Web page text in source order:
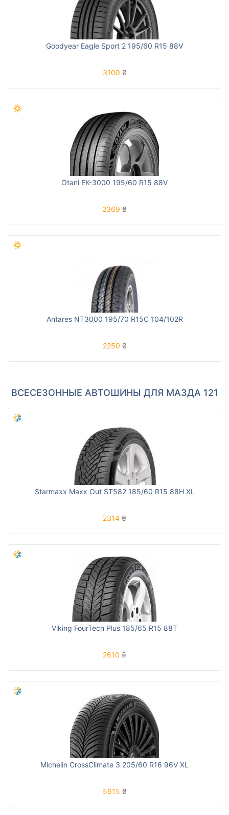
Goodyear Eagle Sport 2 195/60 R15 88V
3100 ₴
Otani EK-3000 195/60 R15 88V
2369 ₴
Antares NT3000 195/70 R15C 104/102R
2250 ₴
ВСЕСЕЗОННЫЕ АВТОШИНЫ ДЛЯ МАЗДА 121
Starmaxx Maxx Out ST582 185/60 R15 88H XL
2314 ₴
Viking FourTech Plus 185/65 R15 88T
2610 ₴
Michelin CrossClimate 3 205/60 R16 96V XL
5615 ₴